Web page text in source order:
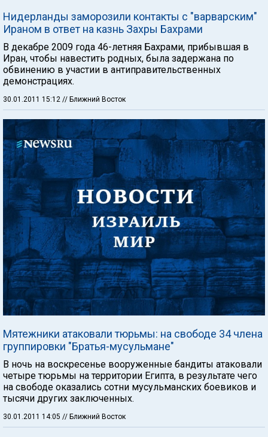
Нидерланды заморозили контакты с "варварским"
Ираном в ответ на казнь Захры Бахрами
В декабре 2009 года 46-летняя Бахрами, прибывшая в
Иран, чтобы навестить родных, была задержана по
обвинению в участии в антиправительственных
демонстрациях.
30.01.2011 15:12 // Ближний Восток
Мятежники атаковали тюрьмы: на свободе 34 члена
группировки "Братья-мусульмане"
В ночь на воскресенье вооруженные бандиты атаковали
четыре тюрьмы на территории Египта, в результате чего
на свободе оказались сотни мусульманских боевиков и
тысячи других заключенных.
30.01.2011 14:05 // Ближний Восток